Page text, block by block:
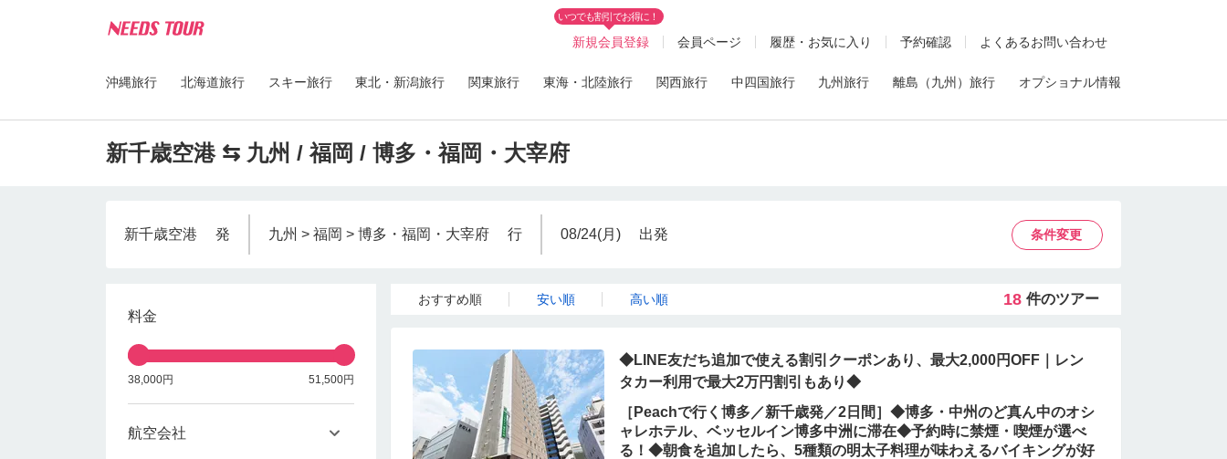
いつでも割引でお得に！
新規会員登録 会員ページ 履歴・お気に入り 予約確認 よくあるお問い合わせ
沖縄旅行 北海道旅行 スキー旅行 東北・新潟旅行 関東旅行 東海・北陸旅行 関西旅行 中四国旅行 九州旅行 離島（九州）旅行 オプショナル情報
新千歳空港 ⇆ 九州 / 福岡 / 博多・福岡・大宰府
新千歳空港 発 九州 > 福岡 > 博多・福岡・大宰府 行 08/24(月) 出発 条件変更
料金
38,000円 51,500円
航空会社
18 件のツアー
おすすめ順 安い順 高い順
◆LINE友だち追加で使える割引クーポンあり、最大2,000円OFF｜レン
タカー利用で最大2万円割引もあり◆
［Peachで行く博多／新千歳発／2日間］◆博多・中州のど真ん中のオシ
ャレホテル、ベッセルイン博多中洲に滞在◆予約時に禁煙・喫煙が選べ
る！◆朝食を追加したら、5種類の明太子料理が味わえるバイキングが好